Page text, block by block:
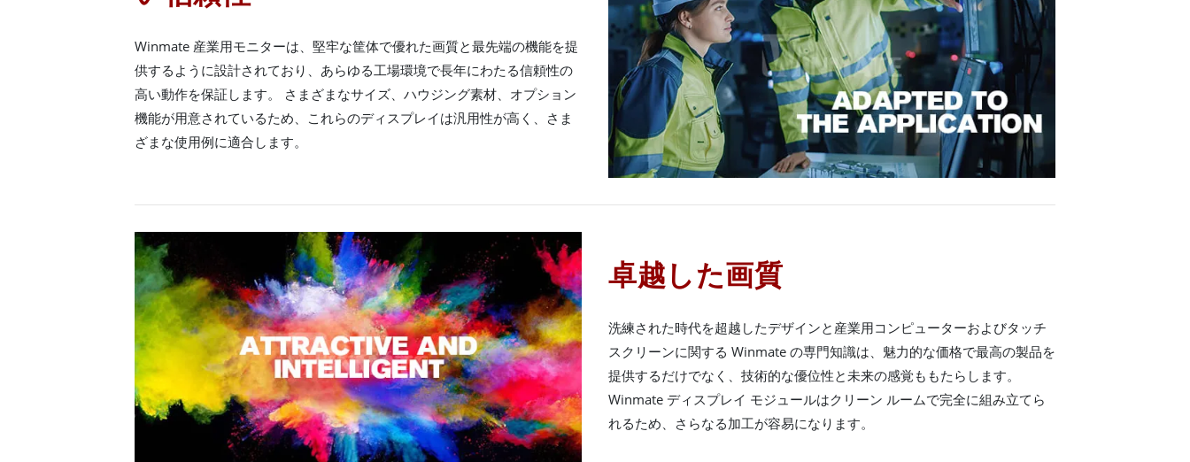
Winmate 産業用モニターは、堅牢な筐体で優れた画質と最先端の機能を提
供するように設計されており、あらゆる工場環境で長年にわたる信頼性の
高い動作を保証します。 さまざまなサイズ、ハウジング素材、オプション
機能が用意されているため、これらのディスプレイは汎用性が高く、さま
ざまな使用例に適合します。
卓越した画質
洗練された時代を超越したデザインと産業用コンピューターおよびタッチ
スクリーンに関する Winmate の専門知識は、魅力的な価格で最高の製品を
提供するだけでなく、技術的な優位性と未来の感覚ももたらします。
Winmate ディスプレイ モジュールはクリーン ルームで完全に組み立てら
れるため、さらなる加工が容易になります。